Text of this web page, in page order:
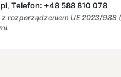
Telefon: +48 588 810 078
rozporządzeniem UE 2023/988